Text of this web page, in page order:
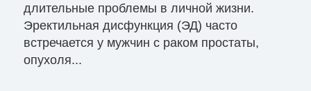
длительные проблемы в личной жизни.
Эректильная дисфункция (ЭД) часто
встречается у мужчин с раком простаты,
опухоля...